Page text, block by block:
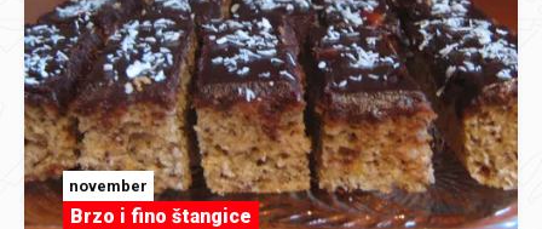
november
Brzo i fino štangice